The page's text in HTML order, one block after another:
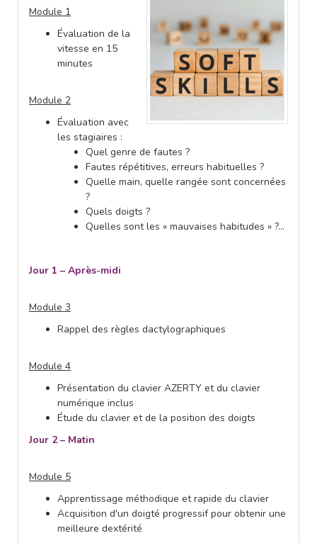
Module 1
Évaluation de la
vitesse en 15
minutes
Module 2
Évaluation avec
les stagiaires :
Quel genre de fautes ?
Fautes répétitives, erreurs habituelles ?
Quelle main, quelle rangée sont concernées
?
Quels doigts ?
Quelles sont les « mauvaises habitudes » ?…
Jour 1 – Après-midi
Module 3
Rappel des règles dactylographiques
Module 4
Présentation du clavier AZERTY et du clavier
numérique inclus
Étude du clavier et de la position des doigts
Jour 2 – Matin
Module 5
Apprentissage méthodique et rapide du clavier
Acquisition d'un doigté progressif pour obtenir une
meilleure dextérité